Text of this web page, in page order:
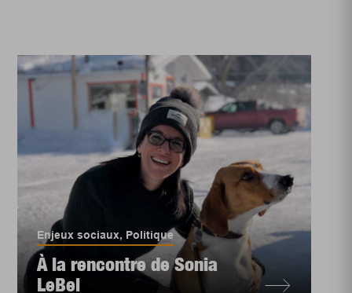
Enjeux sociaux, Politique
À la rencontre de Sonia
LeBel